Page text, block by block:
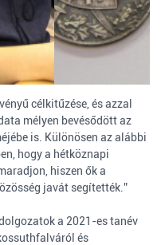
célkitűzése, és azzal
mélyen bevésődött az
is. Különösen az alábbi
hogy a hétköznapi
hiszen ők a
javát segítették.”
a 2021-es tanév
és